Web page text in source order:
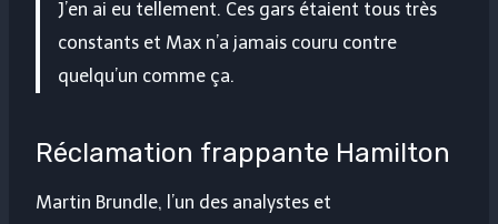
J’en ai eu tellement. Ces gars étaient tous très
constants et Max n’a jamais couru contre
quelqu’un comme ça.
Réclamation frappante Hamilton
Martin Brundle, l’un des analystes et